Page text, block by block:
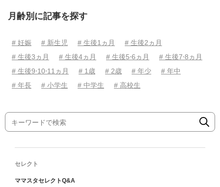
月齢別に記事を探す
# 妊娠 # 新生児 # 生後1ヵ月
# 生後2ヵ月
# 生後3ヵ月
# 生後4ヵ月 # 生後5⋅6ヵ月
# 生後7⋅8ヵ月
# 生後9⋅10⋅11ヵ月
# 1歳 # 2歳 # 年少
# 年中
# 年長
# 小学生 # 中学生 # 高校生
セレクト
ママスタセレクトQ&A